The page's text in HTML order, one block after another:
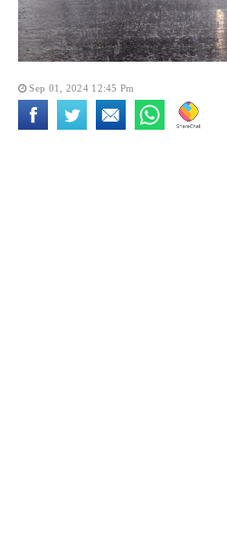
Sep 01, 2024 12:45 Pm